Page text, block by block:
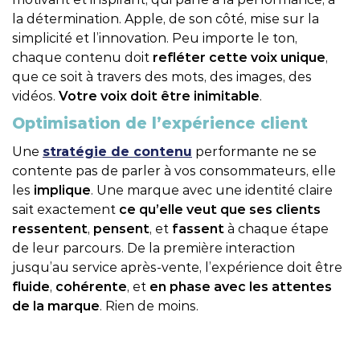
la détermination. Apple, de son côté, mise sur la
simplicité et l’innovation. Peu importe le ton,
chaque contenu doit refléter cette voix unique,
que ce soit à travers des mots, des images, des
vidéos. Votre voix doit être inimitable.
Optimisation de l’expérience client
Une stratégie de contenu performante ne se
contente pas de parler à vos consommateurs, elle
les implique. Une marque avec une identité claire
sait exactement ce qu’elle veut que ses clients
ressentent, pensent, et fassent à chaque étape
de leur parcours. De la première interaction
jusqu’au service après-vente, l’expérience doit être
fluide, cohérente, et en phase avec les attentes
de la marque. Rien de moins.